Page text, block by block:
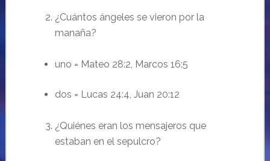
¿Cuántos ángeles se vieron por la
manaña?
uno = Mateo 28:2, Marcos 16:5
dos = Lucas 24:4, Juan 20:12
¿Quiénes eran los mensajeros que
estaban en el sepulcro?